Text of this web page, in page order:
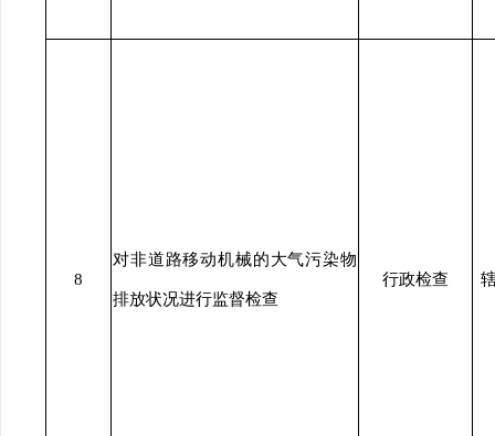
8
对非道路移动机械的大气污染物
排放状况进行监督检查
行政检查